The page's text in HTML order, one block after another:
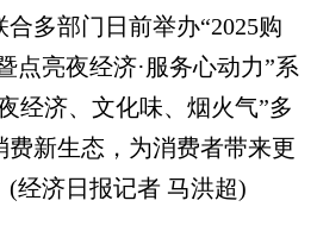
多部门日前举办“2025购
点亮夜经济·服务心动力”系
经济、文化味、烟火气”多
费新生态，为消费者带来更
经济日报记者 马洪超)